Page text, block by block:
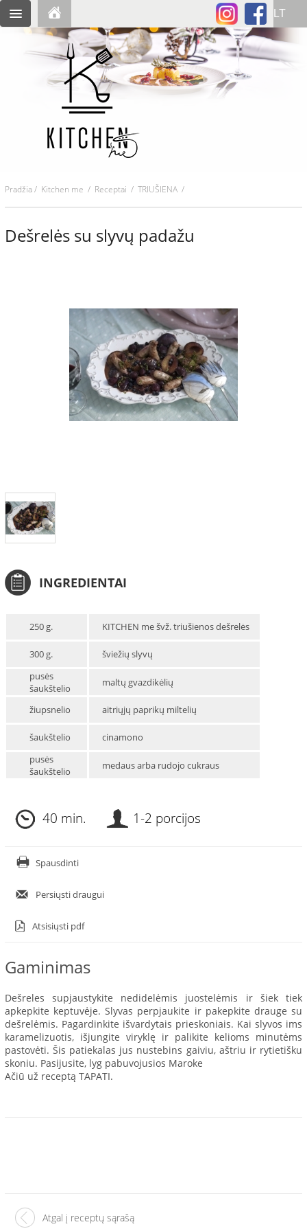
Pradžia/ Kitchen me / Receptai / TRIUŠIENA /
Dešrelės su slyvų padažu
INGREDIENTAI
250 g. KITCHEN me švž. triušienos dešrelės
300 g.
šviežių slyvų
pusės
šaukštelio
maltų gvazdikėlių
žiupsnelio aitriųjų paprikų miltelių
šaukštelio
cinamono
pusės
šaukštelio
medaus arba rudojo cukraus
40 min. 1-2 porcijos
Spausdinti
Persiųsti draugui
Atsisiųsti pdf
Gaminimas
Dešreles supjaustykite nedidelėmis juostelėmis ir šiek tiek
apkepkite keptuvėje. Slyvas perpjaukite ir pakepkite drauge su
dešrelėmis. Pagardinkite išvardytais prieskoniais. Kai slyvos ims
karamelizuotis, išjungite viryklę ir palikite kelioms minutėms
pastovėti. Šis patiekalas jus nustebins gaiviu, aštriu ir rytietišku
skoniu. Pasijusite, lyg pabuvojusios Maroke
Ačiū už receptą TAPATI.
Atgal į receptų sąrašą